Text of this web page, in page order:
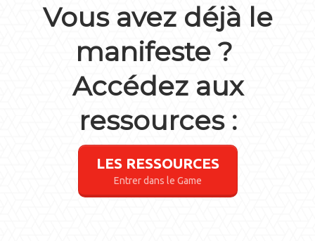
Vous avez déjà le
manifeste ?
Accédez aux
ressources :
LES RESSOURCES
Entrer dans le Game